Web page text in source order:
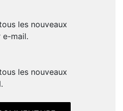
les nouveaux
e-mail.
les nouveaux